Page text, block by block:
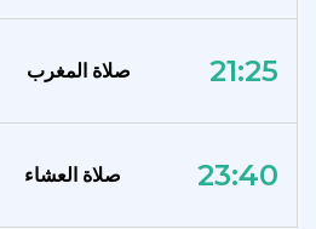
صلاة المغرب 21:25
صلاة العشاء 23:40